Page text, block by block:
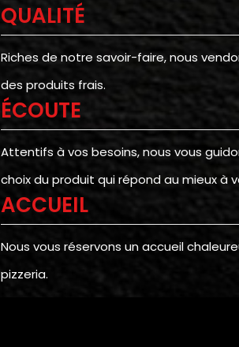
QUALITÉ
Riches de notre savoir-faire, nous
des produits frais.
ÉCOUTE
Attentifs à vos besoins, nous vous
choix du produit qui répond au mieux à
ACCUEIL
Nous vous réservons un accueil
pizzeria.